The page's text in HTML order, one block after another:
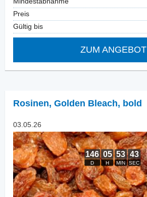
Preis
Gültig bis
ZUM ANGEBOT
Rosinen, Golden Bleach, bold
03.05.26